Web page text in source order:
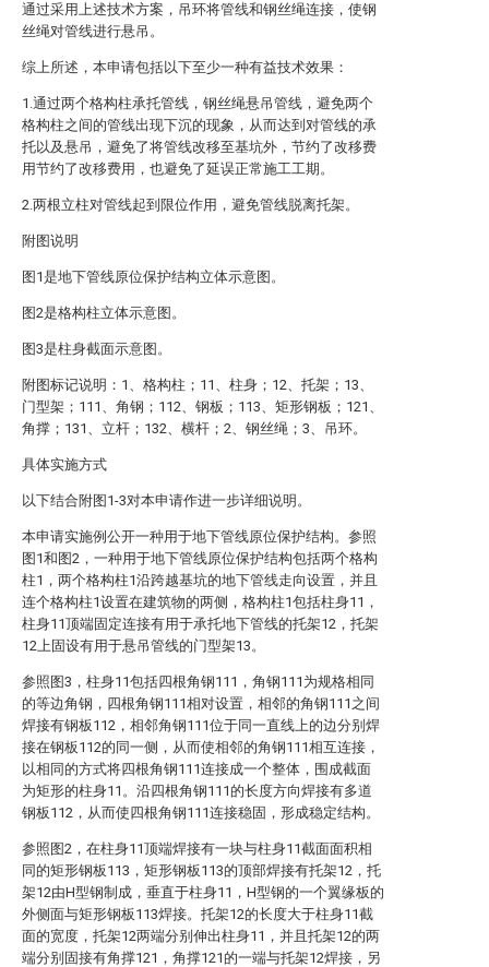
通过采用上述技术方案，吊环将管线和钢丝绳连接，使钢
丝绳对管线进行悬吊。
综上所述，本申请包括以下至少一种有益技术效果：
1.通过两个格构柱承托管线，钢丝绳悬吊管线，避免两个
格构柱之间的管线出现下沉的现象，从而达到对管线的承
托以及悬吊，避免了将管线改移至基坑外，节约了改移费
用节约了改移费用，也避免了延误正常施工工期。
2.两根立柱对管线起到限位作用，避免管线脱离托架。
附图说明
图1是地下管线原位保护结构立体示意图。
图2是格构柱立体示意图。
图3是柱身截面示意图。
附图标记说明：1、格构柱；11、柱身；12、托架；13、
门型架；111、角钢；112、钢板；113、矩形钢板；121、
角撑；131、立杆；132、横杆；2、钢丝绳；3、吊环。
具体实施方式
以下结合附图1-3对本申请作进一步详细说明。
本申请实施例公开一种用于地下管线原位保护结构。参照
图1和图2，一种用于地下管线原位保护结构包括两个格构
柱1，两个格构柱1沿跨越基坑的地下管线走向设置，并且
连个格构柱1设置在建筑物的两侧，格构柱1包括柱身11，
柱身11顶端固定连接有用于承托地下管线的托架12，托架
12上固设有用于悬吊管线的门型架13。
参照图3，柱身11包括四根角钢111，角钢111为规格相同
的等边角钢，四根角钢111相对设置，相邻的角钢111之间
焊接有钢板112，相邻角钢111位于同一直线上的边分别焊
接在钢板112的同一侧，从而使相邻的角钢111相互连接，
以相同的方式将四根角钢111连接成一个整体，围成截面
为矩形的柱身11。沿四根角钢111的长度方向焊接有多道
钢板112，从而使四根角钢111连接稳固，形成稳定结构。
参照图2，在柱身11顶端焊接有一块与柱身11截面面积相
同的矩形钢板113，矩形钢板113的顶部焊接有托架12，托
架12由H型钢制成，垂直于柱身11，H型钢的一个翼缘板的
外侧面与矩形钢板113焊接。托架12的长度大于柱身11截
面的宽度，托架12两端分别伸出柱身11，并且托架12的两
端分别固接有角撑121，角撑121的一端与托架12焊接，另